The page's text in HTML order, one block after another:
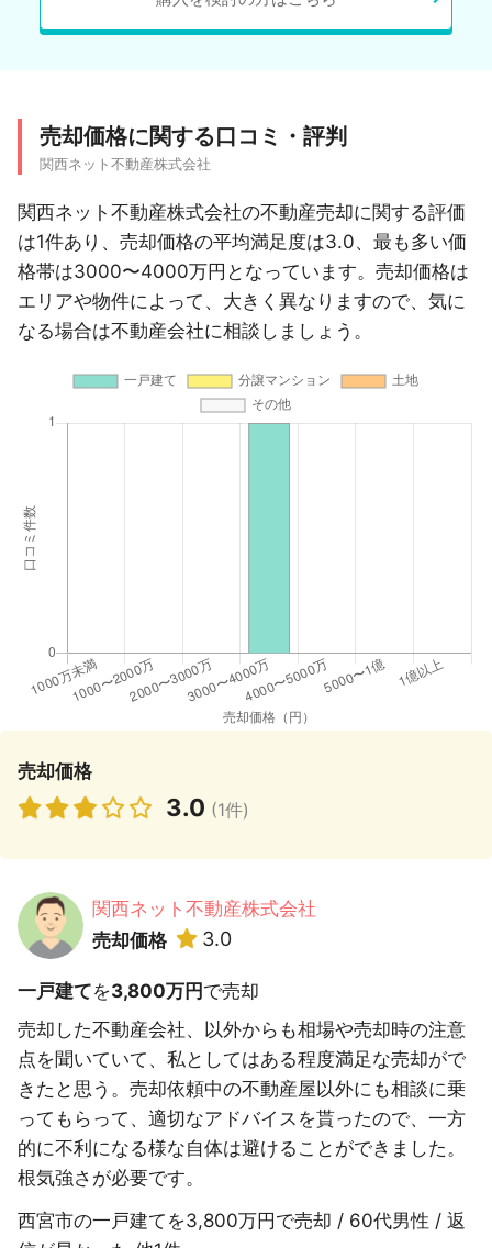
売却価格に関する口コミ・評判
関西ネット不動産株式会社
関西ネット不動産株式会社の不動産売却に関する評価
は1件あり、売却価格の平均満足度は3.0、最も多い価
格帯は3000〜4000万円となっています。売却価格は
エリアや物件によって、大きく異なりますので、気に
なる場合は不動産会社に相談しましょう。
売却価格
3.0 (1件)
関西ネット不動産株式会社
売却価格
3.0
一戸建てを3,800万円で売却
売却した不動産会社、以外からも相場や売却時の注意
点を聞いていて、私としてはある程度満足な売却がで
きたと思う。売却依頼中の不動産屋以外にも相談に乗
ってもらって、適切なアドバイスを貰ったので、一方
的に不利になる様な自体は避けることができました。
根気強さが必要です。
西宮市の一戸建てを3,800万円で売却 / 60代男性 / 返